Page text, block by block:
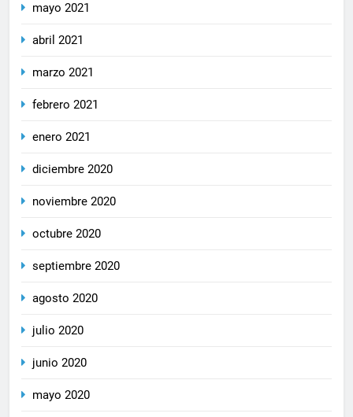
mayo 2021
abril 2021
marzo 2021
febrero 2021
enero 2021
diciembre 2020
noviembre 2020
octubre 2020
septiembre 2020
agosto 2020
julio 2020
junio 2020
mayo 2020